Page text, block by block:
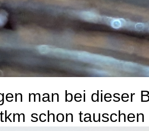
man bei dieser
schon